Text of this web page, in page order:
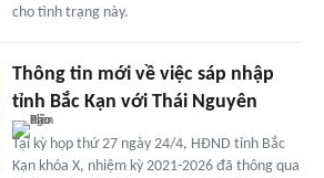
cho tình trạng này.
Thông tin mới về việc sáp nhập
tỉnh Bắc Kạn với Thái Nguyên
Tại kỳ họp thứ 27 ngày 24/4, HĐND tỉnh Bắc
Kạn khóa X, nhiệm kỳ 2021-2026 đã thông qua